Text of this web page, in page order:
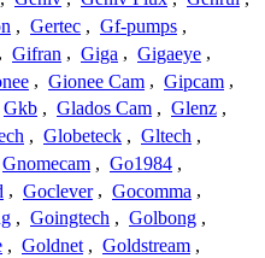
, Gertec , Gf-pumps ,
, Gifran , Giga , Gigaeye ,
, Gionee Cam , Gipcam ,
Gkb , Glados Cam , Glenz ,
, Globeteck , Gltech ,
Gnomecam , Go1984 ,
, Goclever , Gocomma ,
, Goingtech , Golbong ,
, Goldnet , Goldstream ,